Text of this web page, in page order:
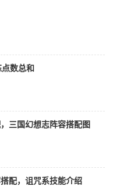
数总和
三国幻想志阵容搭配图
配，诅咒系技能介绍